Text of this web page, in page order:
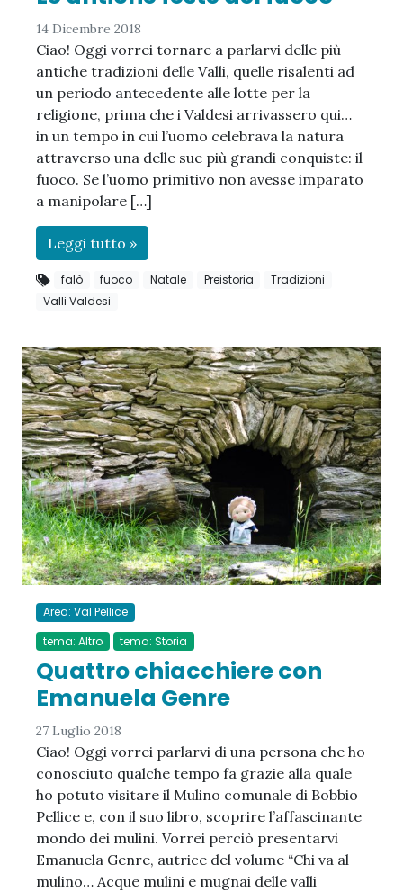
14 Dicembre 2018
Ciao! Oggi vorrei tornare a parlarvi delle più
antiche tradizioni delle Valli, quelle risalenti ad
un periodo antecedente alle lotte per la
religione, prima che i Valdesi arrivassero qui…
in un tempo in cui l’uomo celebrava la natura
attraverso una delle sue più grandi conquiste: il
fuoco. Se l’uomo primitivo non avesse imparato
a manipolare […]
Leggi tutto »
falò fuoco Natale Preistoria
Tradizioni
Valli Valdesi
Area: Val Pellice
tema: Altro
tema: Storia
Quattro chiacchiere con
Emanuela Genre
27 Luglio 2018
Ciao! Oggi vorrei parlarvi di una persona che ho
conosciuto qualche tempo fa grazie alla quale
ho potuto visitare il Mulino comunale di Bobbio
Pellice e, con il suo libro, scoprire l’affascinante
mondo dei mulini. Vorrei perciò presentarvi
Emanuela Genre, autrice del volume “Chi va al
mulino… Acque mulini e mugnai delle valli